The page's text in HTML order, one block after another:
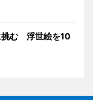
挑む 浮世絵を10